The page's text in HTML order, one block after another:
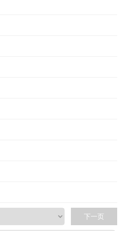
下一页